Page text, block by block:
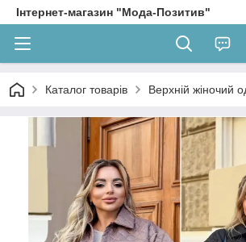
Інтернет-магазин "Мода-Позитив"
Каталог товарів Верхній жіночий